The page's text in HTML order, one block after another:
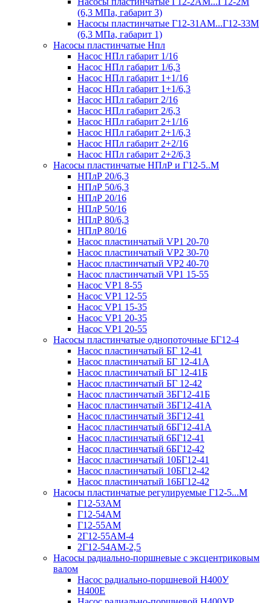
(6,3 МПа, габарит 3)
Насосы пластинчатые Г12-31АМ...Г12-33М
(6,3 МПа, габарит 1)
Насосы пластинчатые Нпл
Насос НПл габарит 1/16
Насос НПл габарит 1/6,3
Насос НПл габарит 1+1/16
Насос НПл габарит 1+1/6,3
Насос НПл габарит 2/16
Насос НПл габарит 2/6,3
Насос НПл габарит 2+1/16
Насос НПл габарит 2+1/6,3
Насос НПл габарит 2+2/16
Насос НПл габарит 2+2/6,3
Насосы пластинчатые НПлР и Г12-5..М
НПлР 20/6,3
НПлР 50/6,3
НПлР 20/16
НПлР 50/16
НПлР 80/6,3
НПлР 80/16
Насос пластинчатый VP1 20-70
Насос пластинчатый VP2 30-70
Насос пластинчатый VP2 40-70
Насос пластинчатый VP1 15-55
Насос VP1 8-55
Насос VP1 12-55
Насос VP1 15-35
Насос VP1 20-35
Насос VP1 20-55
Насосы пластинчатые однопоточные БГ12-4
Насос пластинчатый БГ 12-41
Насос пластинчатый БГ 12-41А
Насос пластинчатый БГ 12-41Б
Насос пластинчатый БГ 12-42
Насос пластинчатый 3БГ12-41Б
Насос пластинчатый 3БГ12-41А
Насос пластинчатый 3БГ12-41
Насос пластинчатый 6БГ12-41А
Насос пластинчатый 6БГ12-41
Насос пластинчатый 6БГ12-42
Насос пластинчатый 10БГ12-41
Насос пластинчатый 10БГ12-42
Насос пластинчатый 16БГ12-42
Насосы пластинчатые регулируемые Г12-5...М
Г12-53АМ
Г12-54АМ
Г12-55АМ
2Г12-55АМ-4
2Г12-54АМ-2,5
Насосы радиально-поршневые с эксцентриковым
валом
Насос радиально-поршневой Н400У
Н400Е